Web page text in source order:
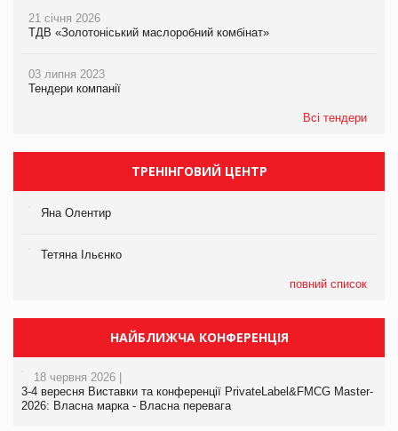
21 січня 2026
ТДВ «Золотоніський маслоробний комбінат»
03 липня 2023
Тендери компанії
Всі тендери
ТРЕНІНГОВИЙ ЦЕНТР
Яна Олентир
Тетяна Ільєнко
повний список
НАЙБЛИЖЧА КОНФЕРЕНЦІЯ
18 червня 2026 |
3-4 вересня Виставки та конференції PrivateLabel&FMCG Master-
2026: Власна марка - Власна перевага